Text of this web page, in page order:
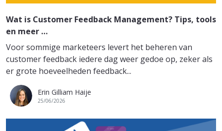
Wat is Customer Feedback Management? Tips, tools
en meer …
Voor sommige marketeers levert het beheren van
customer feedback iedere dag weer gedoe op, zeker als
er grote hoeveelheden feedback...
Erin Gilliam Haije
25/06/2026